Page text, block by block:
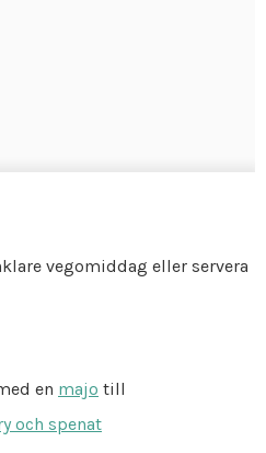
vegomiddag eller servera
en majo till
och spenat